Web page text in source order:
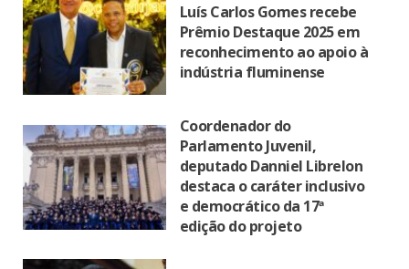
Luís Carlos Gomes recebe
Prêmio Destaque 2025 em
reconhecimento ao apoio à
indústria fluminense
Coordenador do
Parlamento Juvenil,
deputado Danniel Librelon
destaca o caráter inclusivo
e democrático da 17ª
edição do projeto